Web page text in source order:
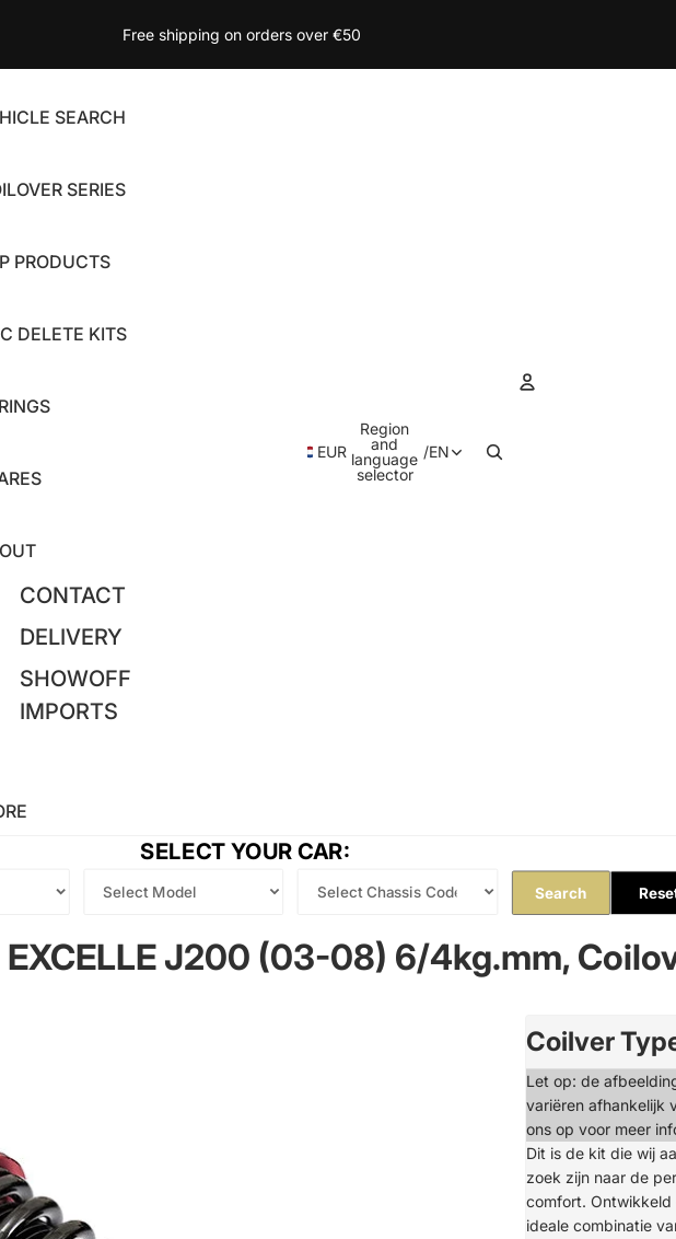
Free shipping on orders over €50
SEARCH
SERIES
PRODUCTS
DELETE KITS
CONTACT
DELIVERY
SHOWOFF
IMPORTS
EUR
Region
and
language
selector
/EN
SELECT YOUR CAR:
Search
EXCELLE J200 (03-08) 6/4kg.mm,
Coilver
Let op: de
variëren afhankelijk
ons op voor meer
Dit is de kit die wij
zoek zijn naar de
comfort. Ontwikkeld
ideale combinatie